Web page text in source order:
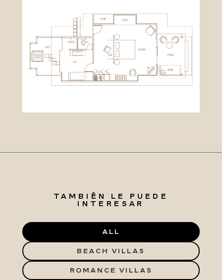
TAMBIÉN LE PUEDE
INTERESAR
ALL
BEACH VILLAS
ROMANCE VILLAS